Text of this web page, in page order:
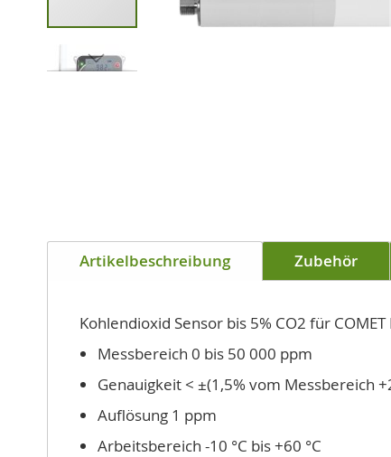
springen
Artikelbeschreibung Zubehör
Kohlendioxid Sensor bis 5% CO2 für
Messbereich 0 bis 50 000 ppm
Genauigkeit < ±(1,5% vom Messbereich
Auflösung 1 ppm
Arbeitsbereich -10 °C bis +60 °C